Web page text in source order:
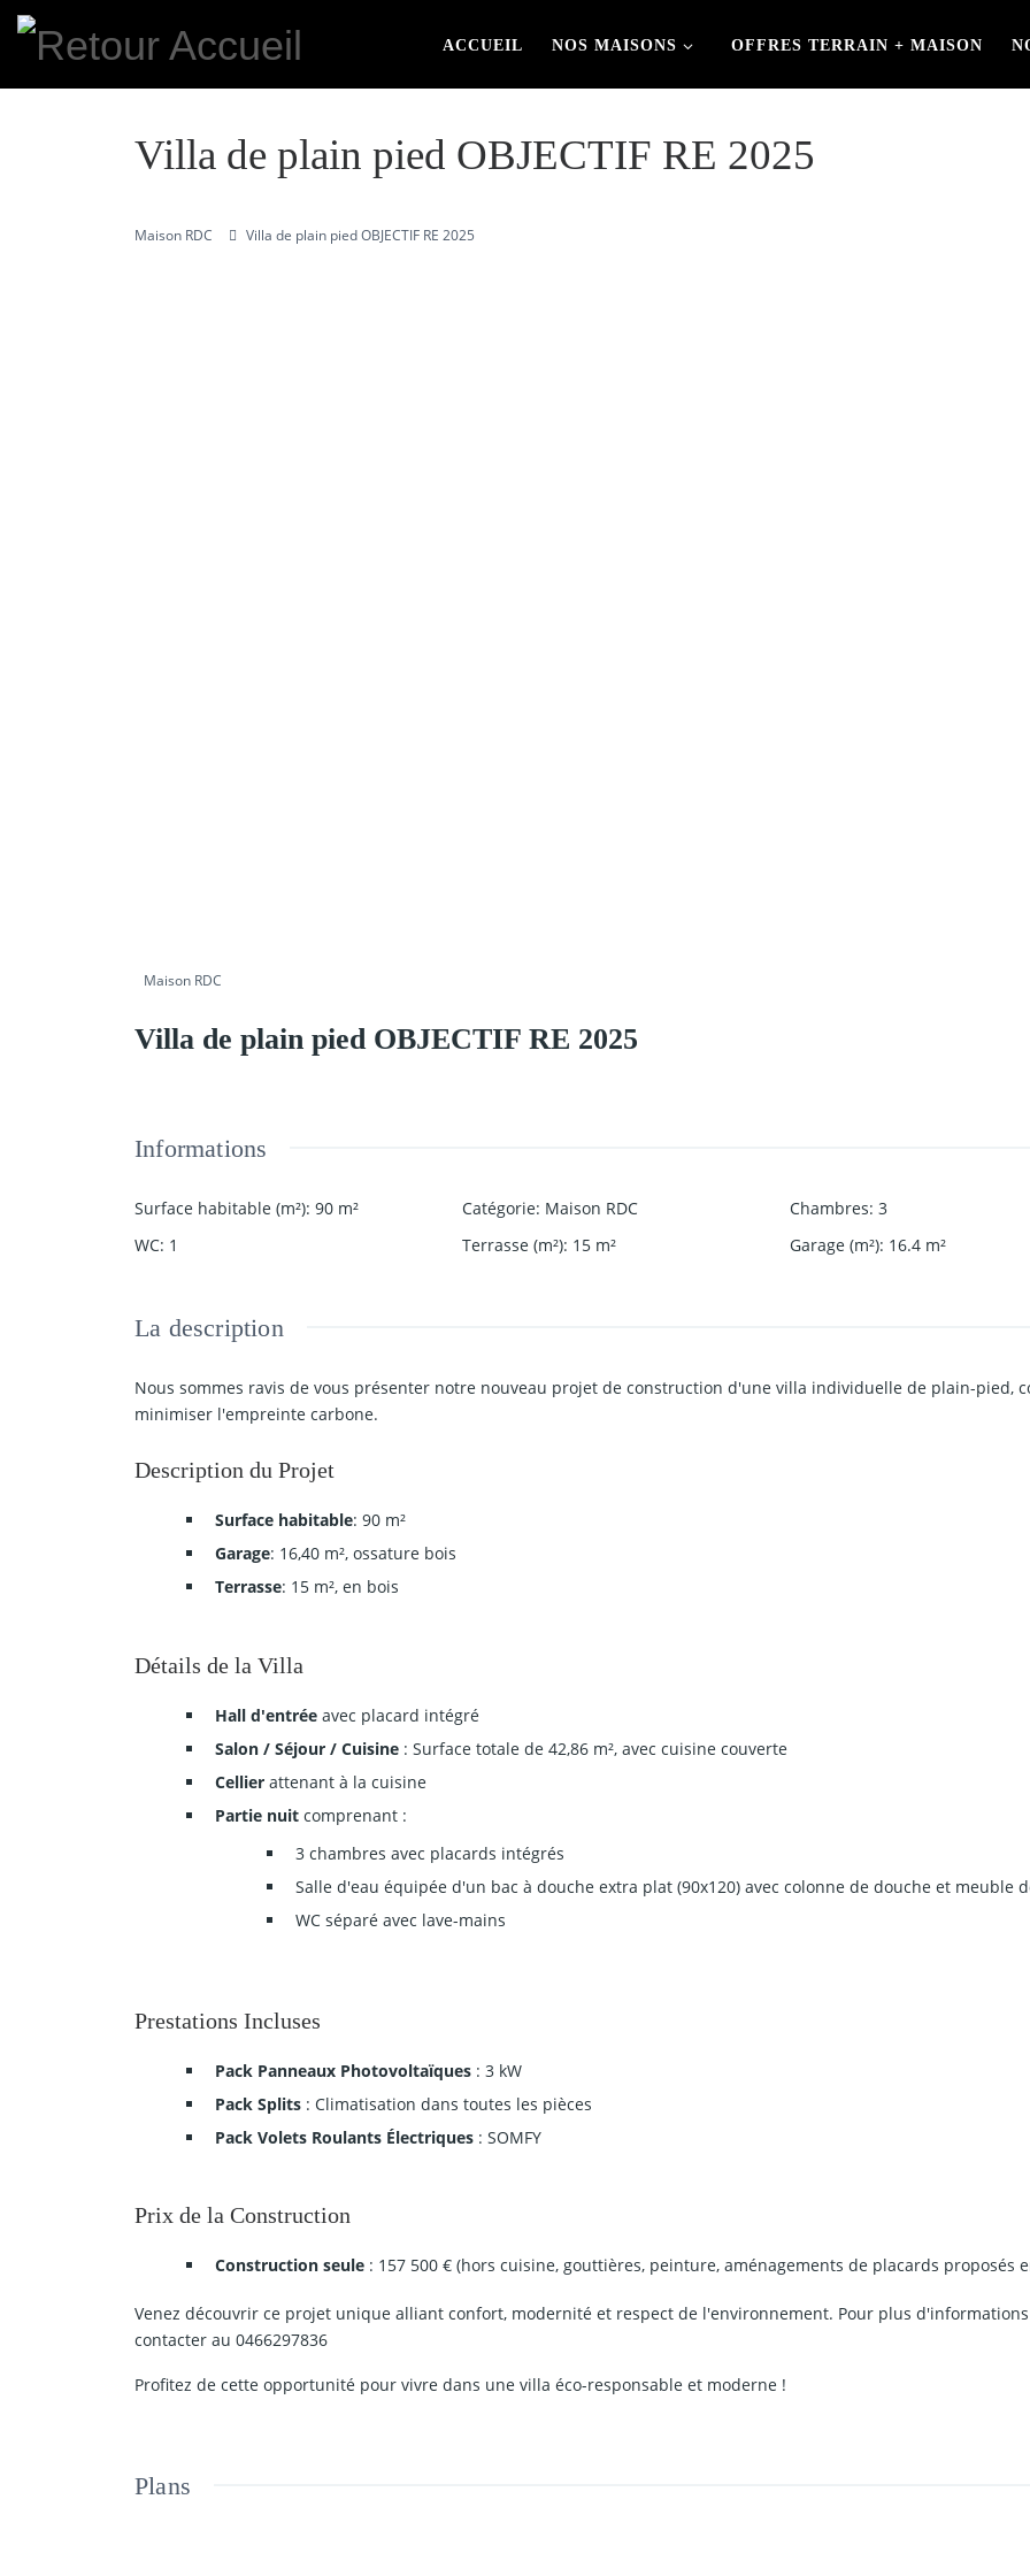
Skip to content
ACCUEIL NOS MAISONS OFFRES TERRAIN + MAISON
Villa de plain pied OBJECTIF RE 2025
Maison RDC Villa de plain pied OBJECTIF RE 2025
Maison RDC
Villa de plain pied OBJECTIF RE 2025
Informations
Surface habitable (m²): 90 m² Catégorie: Maison RDC Chambres: 3
WC: 1 Terrasse (m²): 15 m² Garage (m²): 16.4 m²
La description
Nous sommes ravis de vous présenter notre nouveau projet de construction d'une villa individuelle de plain-pied,
minimiser l'empreinte carbone.
Description du Projet
Surface habitable: 90 m²
Garage: 16,40 m², ossature bois
Terrasse: 15 m², en bois
Détails de la Villa
Hall d'entrée avec placard intégré
Salon / Séjour / Cuisine : Surface totale de 42,86 m², avec cuisine couverte
Cellier attenant à la cuisine
Partie nuit comprenant :
3 chambres avec placards intégrés
Salle d'eau équipée d'un bac à douche extra plat (90x120) avec colonne de douche et meuble
WC séparé avec lave-mains
Prestations Incluses
Pack Panneaux Photovoltaïques : 3 kW
Pack Splits : Climatisation dans toutes les pièces
Pack Volets Roulants Électriques : SOMFY
Prix de la Construction
Construction seule : 157 500 € (hors cuisine, gouttières, peinture, aménagements de placards proposés
Venez découvrir ce projet unique alliant confort, modernité et respect de l'environnement. Pour plus
contacter au 0466297836
Profitez de cette opportunité pour vivre dans une villa éco-responsable et moderne !
Plans